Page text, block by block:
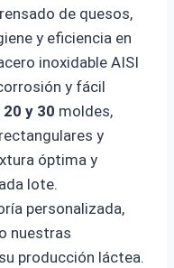
de quesos,
y eficiencia en
inoxidable AISI
y fácil
20 y 30 moldes,
y
óptima y
lote.
personalizada,
nuestras
producción láctea.